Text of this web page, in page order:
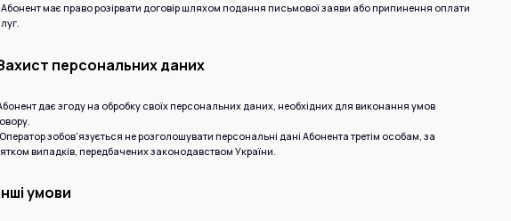
Абонент має право розірвати договір шляхом подання письмової заяви або припинення оплати
персональних даних
дає згоду на обробку своїх персональних даних, необхідних для виконання умов
зобов'язується не розголошувати персональні дані Абонента третім особам, за
випадків, передбачених законодавством України.
умови